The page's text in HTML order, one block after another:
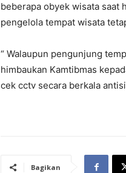
beberapa obyek wisata saat
pengelola tempat wisata
“ Walaupun pengunjung
himbaukan Kamtibmas
cek cctv secara berkala
Bagikan